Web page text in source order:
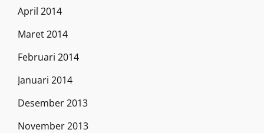
April 2014
Maret 2014
Februari 2014
Januari 2014
Desember 2013
November 2013